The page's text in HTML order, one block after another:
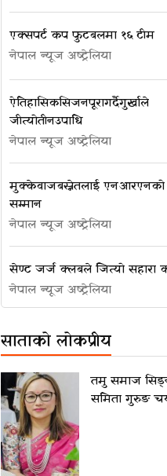
एक्सपर्ट कप फुटबलमा १६ टीम
नेपाल न्यूज अष्ट्रेलिया
ऐतिहासिक सिजन पूरा गर्दै गुर्खाले
जीत्यो तीन उपाधि
नेपाल न्यूज अष्ट्रेलिया
मुक्केवाज बस्नेतलाई एनआरएनको
सम्मान
नेपाल न्यूज अष्ट्रेलिया
सेण्ट जर्ज क्लबले जित्यो सहारा
नेपाल न्यूज अष्ट्रेलिया
साताको लोकप्रीय
तमु समाज
समिता गुरुङ